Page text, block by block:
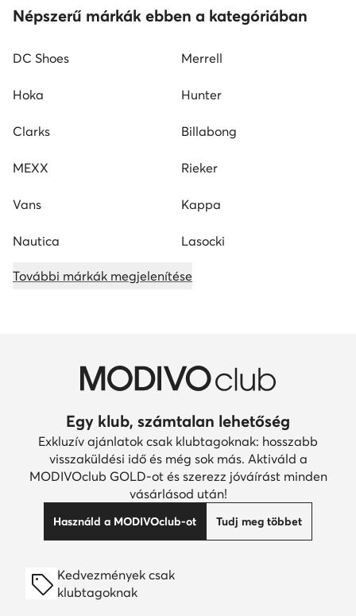
Népszerű márkák ebben a kategóriában
DC Shoes Merrell
Hoka Hunter
Clarks Billabong
MEXX Rieker
Vans Kappa
Nautica Lasocki
További márkák megjelenítése
Egy klub, számtalan lehetőség
Exkluzív ajánlatok csak klubtagoknak: hosszabb
visszaküldési idő és még sok más. Aktiváld a
MODIVOclub GOLD-ot és szerezz jóváírást minden
vásárlásod után!
Használd a MODIVOclub-ot Tudj meg többet
Kedvezmények csak
klubtagoknak